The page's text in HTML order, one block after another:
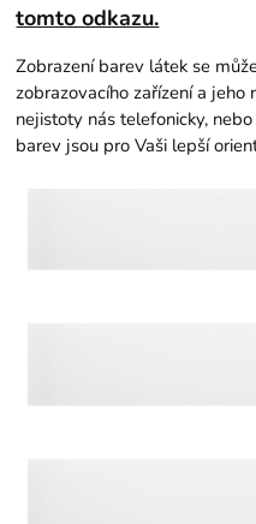
tomto odkazu.
Zobrazení barev látek se
zobrazovacího zařízení a
nejistoty nás telefonicky,
barev jsou pro Vaši lepší